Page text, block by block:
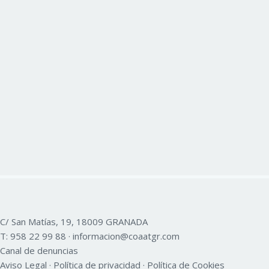
C/ San Matías, 19, 18009 GRANADA
T: 958 22 99 88 · informacion@coaatgr.com
Canal de denuncias
Aviso Legal · Política de privacidad · Política de Cookies